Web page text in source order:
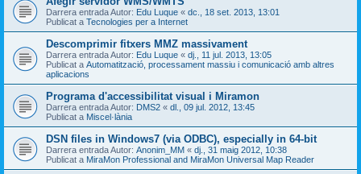
Darrera entrada Autor: Edu Luque « dc., 18 set. 2013, 13:01
Publicat a Tecnologies per a Internet
Descomprimir fitxers MMZ massivament
Darrera entrada Autor: Edu Luque « dj., 11 jul. 2013, 13:05
Publicat a Automatització, processament massiu i comunicació amb altres
aplicacions
Programa d'accessibilitat visual i Miramon
Darrera entrada Autor: DMS2 « dl., 09 jul. 2012, 13:45
Publicat a Miscel·lània
DSN files in Windows7 (via ODBC), especially in 64-bit
Darrera entrada Autor: Anonim_MM « dj., 31 maig 2012, 10:38
Publicat a MiraMon Professional and MiraMon Universal Map Reader